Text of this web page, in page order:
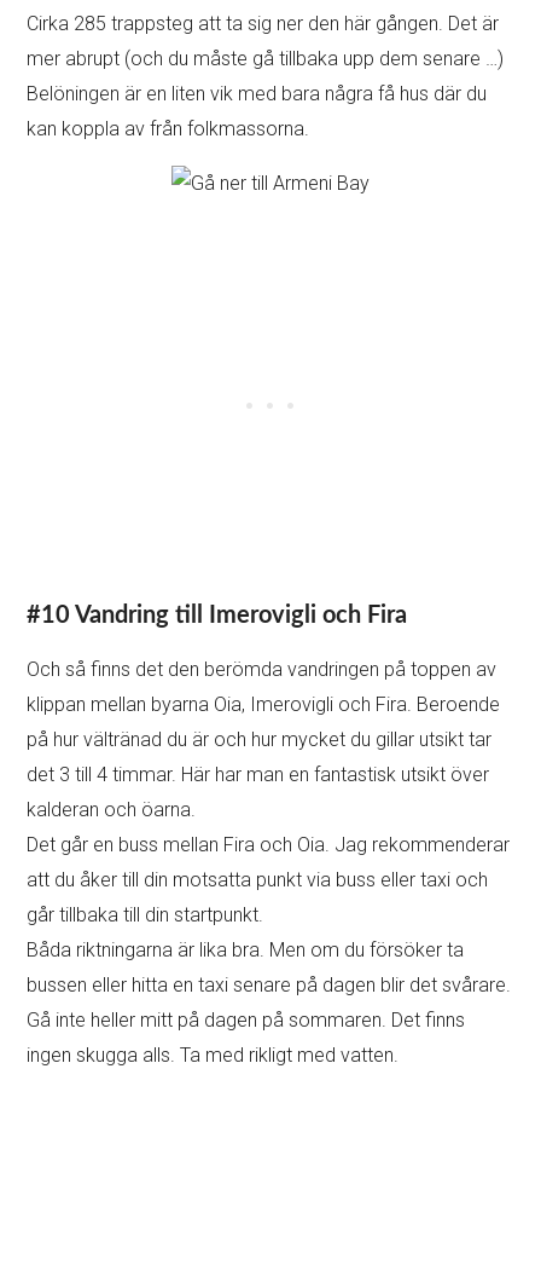
går tillbaka till din startpunkt.
Båda riktningarna är lika bra. Men om du försöker ta
bussen eller hitta en taxi senare på dagen blir det svårare.
Gå inte heller mitt på dagen på sommaren. Det finns
Hur man tar sig till Oia
Oia ligger på den nordvästra delen av ön
Du kan nå den med buss från Fira
eller besök med bil – parkeringsplatser norr om byn
eller, om du bara vill luta dig tillbaka och koppla av,
kan du delta i en organiserad tur som inkluderar Oia
–kolla in alternativ(bussturer, privata turer,
solnedgångsturer, fotograferingsturer)